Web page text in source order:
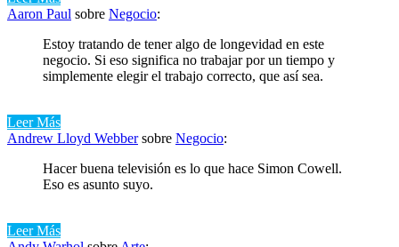
Aaron Paul sobre Negocio:
Estoy tratando de tener algo de longevidad en este
negocio. Si eso significa no trabajar por un tiempo y
simplemente elegir el trabajo correcto, que así sea.
Leer Más
Andrew Lloyd Webbersobre Negocio:
Hacer buena televisión es lo que hace Simon Cowell.
Eso es asunto suyo.
Leer Más